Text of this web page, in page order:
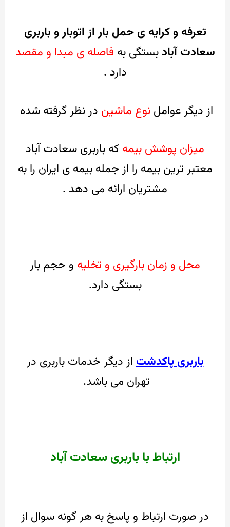
تعرفه و کرایه ی حمل بار از اتوبار و باربری
سعادت آبادبستگی به فاصله ی مبدا و مقصد
دارد .
از دیگر عوامل نوع ماشین در نظر گرفته شده
میزان پوشش بیمه که باربری سعادت آباد
معتبر ترین بیمه را از جمله بیمه ی ایران را به
مشتریان ارائه می دهد .
محل و زمان بارگیری و تخلیه و حجم بار
بستگی دارد.
باربری پاکدشتاز دیگر خدمات باربری در
تهران می باشد.
ارتباط با باربری سعادت آباد
در صورت ارتباط و پاسخ به هر گونه سوال از